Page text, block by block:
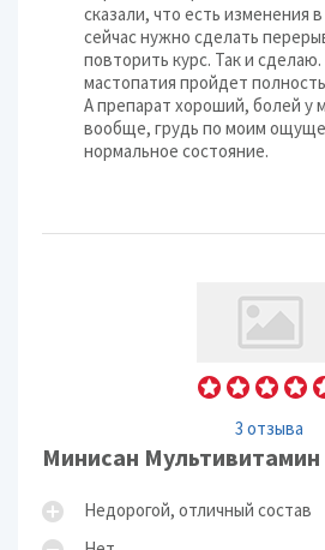
сказали, что есть изменения
сейчас нужно сделать
повторить курс. Так и
мастопатия пройдет
А препарат хороший, болей у
вообще, грудь по моим
нормальное состояние.
3 отзыва
Минисан
Недорогой, отличный состав